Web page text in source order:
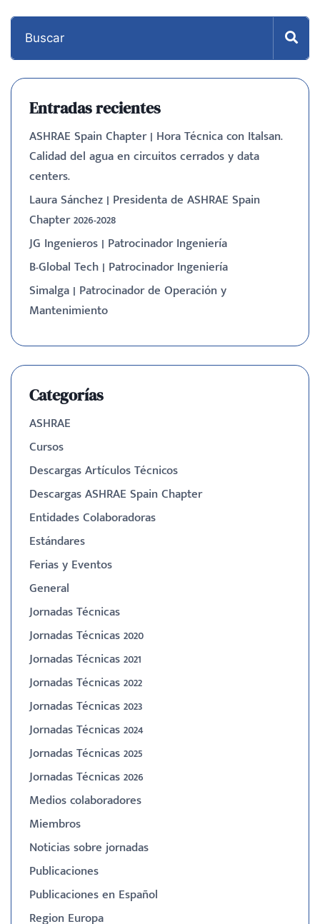
Entradas recientes
ASHRAE Spain Chapter | Hora Técnica con Italsan.
Calidad del agua en circuitos cerrados y data
centers.
Laura Sánchez | Presidenta de ASHRAE Spain
Chapter 2026-2028
JG Ingenieros | Patrocinador Ingeniería
B-Global Tech | Patrocinador Ingeniería
Simalga | Patrocinador de Operación y
Mantenimiento
Categorías
ASHRAE
Cursos
Descargas Artículos Técnicos
Descargas ASHRAE Spain Chapter
Entidades Colaboradoras
Estándares
Ferias y Eventos
General
Jornadas Técnicas
Jornadas Técnicas 2020
Jornadas Técnicas 2021
Jornadas Técnicas 2022
Jornadas Técnicas 2023
Jornadas Técnicas 2024
Jornadas Técnicas 2025
Jornadas Técnicas 2026
Medios colaboradores
Miembros
Noticias sobre jornadas
Publicaciones
Publicaciones en Español
Region Europa